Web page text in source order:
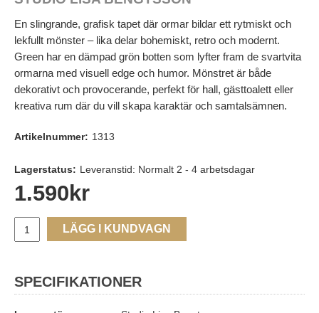
En slingrande, grafisk tapet där ormar bildar ett rytmiskt och
lekfullt mönster – lika delar bohemiskt, retro och modernt.
Green har en dämpad grön botten som lyfter fram de svartvita
ormarna med visuell edge och humor. Mönstret är både
dekorativt och provocerande, perfekt för hall, gästtoalett eller
kreativa rum där du vill skapa karaktär och samtalsämnen.
Artikelnummer: 1313
Lagerstatus: Leveranstid: Normalt 2 - 4 arbetsdagar
1.590 kr
LÄGG I KUNDVAGN
SPECIFIKATIONER